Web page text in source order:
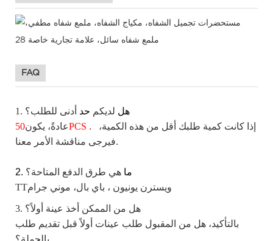
FAQ
1. هل لديكم حد أدنى للطلب؟
عادةً، يكون50 PCS . إذا كانت كمية طلبك أقل من هذه الكمية،
فيرجى مناقشة الأمر معنا.
2. ما هي طرق الدفع المتاحة؟
TT
ويسترن يونيون ، باي بال، موني جرام
3. هل من الممكن أخذ عينة أولاً؟
بالتأكيد، هل من المقبول طلب عينات أولاً قبل تقديم طلب
بالجملة؟